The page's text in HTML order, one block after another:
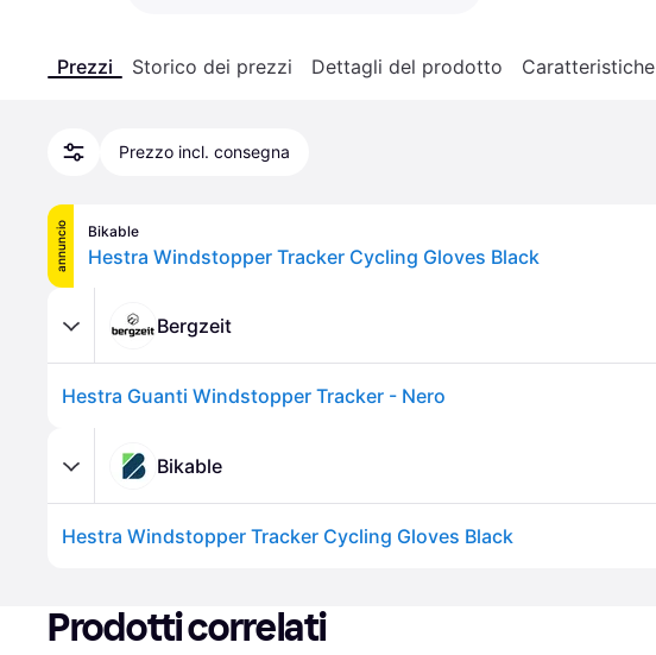
Prezzi Storico dei prezzi Dettagli del prodotto Caratteristiche
Prezzo incl. consegna
annuncio Bikable
Hestra Windstopper Tracker Cycling Gloves Black
Bergzeit
Hestra Guanti Windstopper Tracker - Nero
Bikable
Hestra Windstopper Tracker Cycling Gloves Black
Prodotti correlati